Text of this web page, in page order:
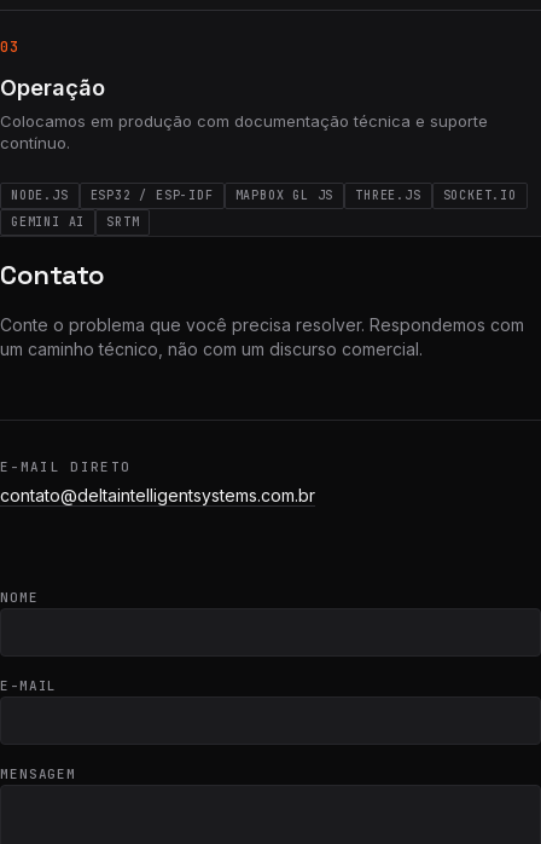
03
Operação
Colocamos em produção com documentação técnica e suporte
contínuo.
NODE.JS ESP32 / ESP-IDF MAPBOX GL JS THREE.JS
SOCKET.IO
GEMINI AI
SRTM
Contato
Conte o problema que você precisa resolver. Respondemos com
um caminho técnico, não com um discurso comercial.
E-MAIL DIRETO
contato@deltaintelligentsystems.com.br
NOME
E-MAIL
MENSAGEM